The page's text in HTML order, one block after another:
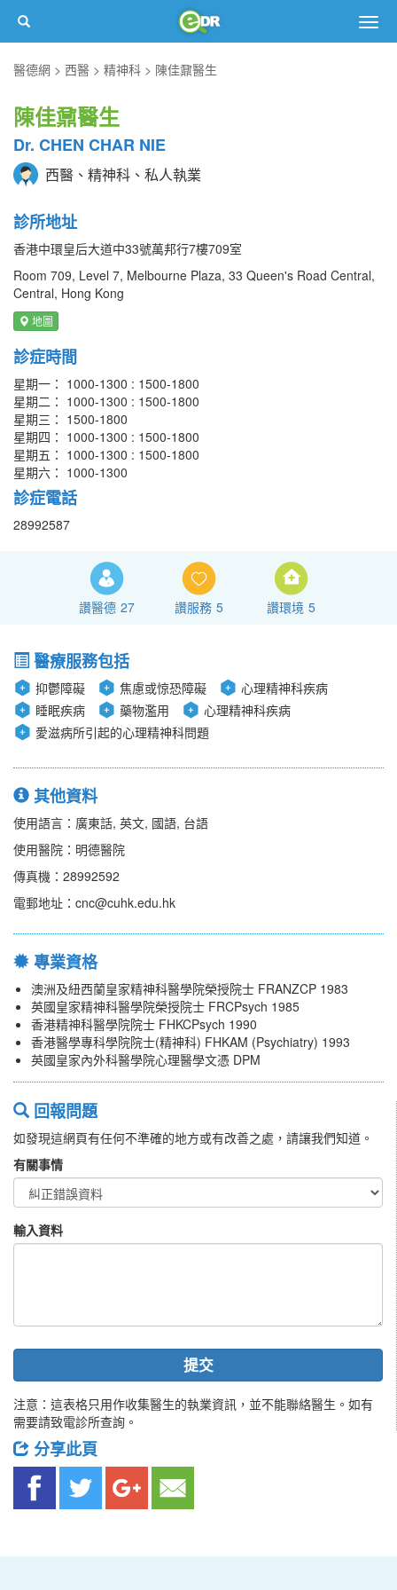
醫德網
西醫 精神科 陳佳鼐醫生
陳佳鼐醫生
Dr. CHEN CHAR NIE
西醫、精神科、私人執業
診所地址
香港中環皇后大道中33號萬邦行7樓709室
Room 709, Level 7, Melbourne Plaza, 33 Queen's Road Central,
Central, Hong Kong
地圖
診症時間
星期一： 1000-1300 : 1500-1800
星期二： 1000-1300 : 1500-1800
星期三： 1500-1800
星期四： 1000-1300 : 1500-1800
星期五： 1000-1300 : 1500-1800
星期六： 1000-1300
診症電話
28992587
讚醫德 27 讚服務 5 讚環境 5
醫療服務包括
抑鬱障礙 焦慮或惊恐障礙
心理精神科疾病
睡眠疾病
藥物濫用
心理精神科疾病
愛滋病所引起的心理精神科問題
其他資料
使用語言：廣東話, 英文, 國語, 台語
使用醫院：明德醫院
傳真機：28992592
電郵地址：cnc@cuhk.edu.hk
專業資格
澳洲及紐西蘭皇家精神科醫學院榮授院士 FRANZCP 1983
英國皇家精神科醫學院榮授院士 FRCPsych 1985
香港精神科醫學院院士 FHKCPsych 1990
香港醫學專科學院院士(精神科) FHKAM (Psychiatry) 1993
英國皇家內外科醫學院心理醫學文憑 DPM
回報問題
如發現這網頁有任何不準確的地方或有改善之處，請讓我們知道。
有關事情
輸入資料
提交
注意：這表格只用作收集醫生的執業資訊，並不能聯絡醫生。如有
需要請致電診所查詢。
分享此頁